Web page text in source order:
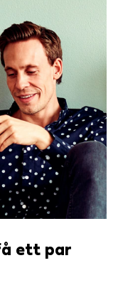
ett par